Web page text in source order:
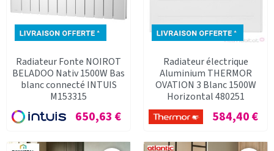
Radiateur Fonte NOIROT
BELADOO Nativ 1500W Bas
blanc connecté INTUIS
M153315
Prix
650,63 €
Radiateur électrique
Aluminium THERMOR
OVATION 3 Blanc 1500W
Horizontal 480251
Prix
584,40 €